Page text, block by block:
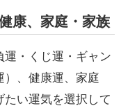
康、家庭・家族
・くじ運・ギャン
、健康運、家庭
い運気を選択して